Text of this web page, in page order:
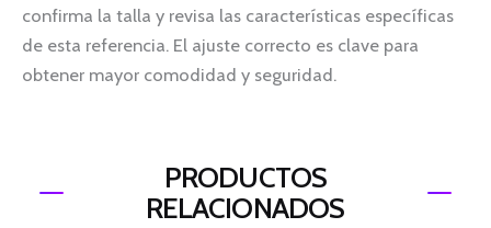
confirma la talla y revisa las características específicas
de esta referencia. El ajuste correcto es clave para
obtener mayor comodidad y seguridad.
PRODUCTOS
RELACIONADOS